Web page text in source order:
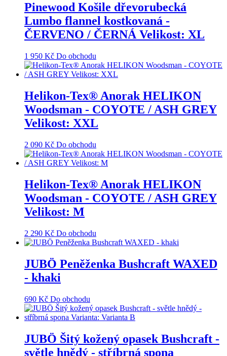
Pinewood Košile dřevorubecká
Lumbo flannel kostkovaná -
ČERVENO / ČERNÁ Velikost: XL
1 950 Kč Do obchodu
Helikon-Tex® Anorak HELIKON
Woodsman - COYOTE / ASH GREY
Velikost: XXL
2 090 Kč Do obchodu
Helikon-Tex® Anorak HELIKON
Woodsman - COYOTE / ASH GREY
Velikost: M
2 290 Kč Do obchodu
JUBÖ Peněženka Bushcraft WAXED
- khaki
690 Kč Do obchodu
JUBÖ Šitý kožený opasek Bushcraft -
světle hnědý - stříbrná spona